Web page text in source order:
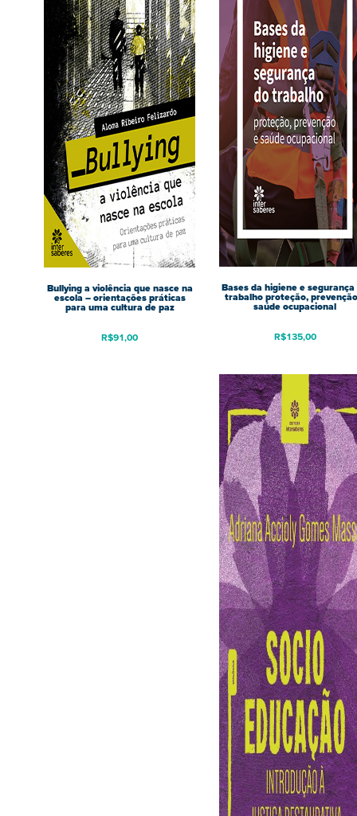
Bullying a violência que nasce na
escola – orientações práticas
para uma cultura de paz
R$91,00
Bases da higiene e segurança
trabalho proteção,
saúde ocupacional
R$135,00